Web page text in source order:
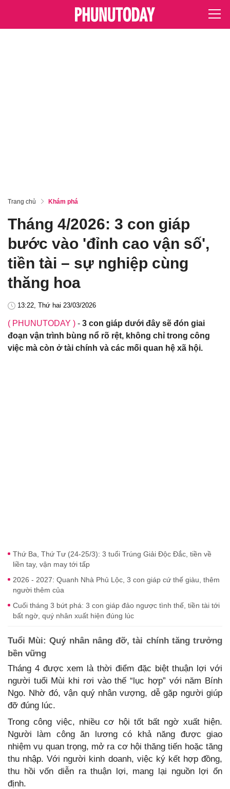
Trang chủ Khám phá
Tháng 4/2026: 3 con giáp
bước vào 'đỉnh cao vận số',
tiền tài – sự nghiệp cùng
thăng hoa
13:22, Thứ hai 23/03/2026
( PHUNUTODAY ) - 3 con giáp dưới đây sẽ đón giai
đoạn vận trình bùng nổ rõ rệt, không chỉ trong công
việc mà còn ở tài chính và các mối quan hệ xã hội.
Thứ Ba, Thứ Tư (24-25/3): 3 tuổi Trúng Giải Độc Đắc, tiền về
liền tay, vận may tới tấp
2026 - 2027: Quanh Nhà Phủ Lộc, 3 con giáp cứ thế giàu, thêm
người thêm của
Cuối tháng 3 bứt phá: 3 con giáp đảo ngược tình thế, tiền tài tới
bất ngờ, quý nhân xuất hiện đúng lúc
Tuổi Mùi: Quý nhân nâng đỡ, tài chính tăng trưởng
bền vững
Tháng 4 được xem là thời điểm đặc biệt thuận lợi với
người tuổi Mùi khi rơi vào thế “lục hợp” với năm Bính
Ngọ. Nhờ đó, vận quý nhân vượng, dễ gặp người giúp
đỡ đúng lúc.
Trong công việc, nhiều cơ hội tốt bất ngờ xuất hiện.
Người làm công ăn lương có khả năng được giao
nhiệm vụ quan trọng, mở ra cơ hội thăng tiến hoặc tăng
thu nhập. Với người kinh doanh, việc ký kết hợp đồng,
thu hồi vốn diễn ra thuận lợi, mang lại nguồn lợi ổn
định.